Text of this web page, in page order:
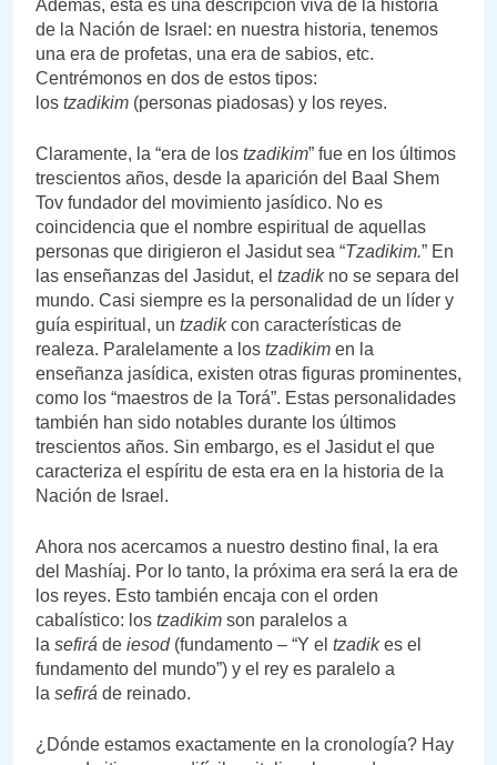
Además, esta es una descripción viva de la historia
de la Nación de Israel: en nuestra historia, tenemos
una era de profetas, una era de sabios, etc.
Centrémonos en dos de estos tipos:
los tzadikim (personas piadosas) y los reyes.
Claramente, la “era de los tzadikim” fue en los últimos
trescientos años, desde la aparición del Baal Shem
Tov fundador del movimiento jasídico. No es
coincidencia que el nombre espiritual de aquellas
personas que dirigieron el Jasidut sea “Tzadikim.” En
las enseñanzas del Jasidut, el tzadikno se separa del
mundo. Casi siempre es la personalidad de un líder y
guía espiritual, un tzadikcon características de
realeza. Paralelamente a los tzadikim en la
enseñanza jasídica, existen otras figuras prominentes,
como los “maestros de la Torá”. Estas personalidades
también han sido notables durante los últimos
trescientos años. Sin embargo, es el Jasidut el que
caracteriza el espíritu de esta era en la historia de la
Nación de Israel.
Ahora nos acercamos a nuestro destino final, la era
del Mashíaj. Por lo tanto, la próxima era será la era de
los reyes. Esto también encaja con el orden
cabalístico: los tzadikim son paralelos a
la sefirá de iesod(fundamento – “Y el tzadikes el
fundamento del mundo”) y el rey es paralelo a
la sefirá de reinado.
¿Dónde estamos exactamente en la cronología? Hay